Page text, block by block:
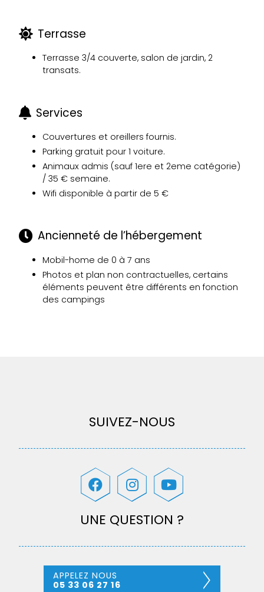
Terrasse
Terrasse 3/4 couverte, salon de jardin, 2
transats.
Services
Couvertures et oreillers fournis.
Parking gratuit pour 1 voiture.
Animaux admis (sauf 1ere et 2eme catégorie)
/ 35 € semaine.
Wifi disponible à partir de 5 €
Ancienneté de l’hébergement
Mobil-home de 0 à 7 ans
Photos et plan non contractuelles, certains
éléments peuvent être différents en fonction
des campings
SUIVEZ-NOUS
UNE QUESTION ?
APPELEZ NOUS
05 33 06 27 16